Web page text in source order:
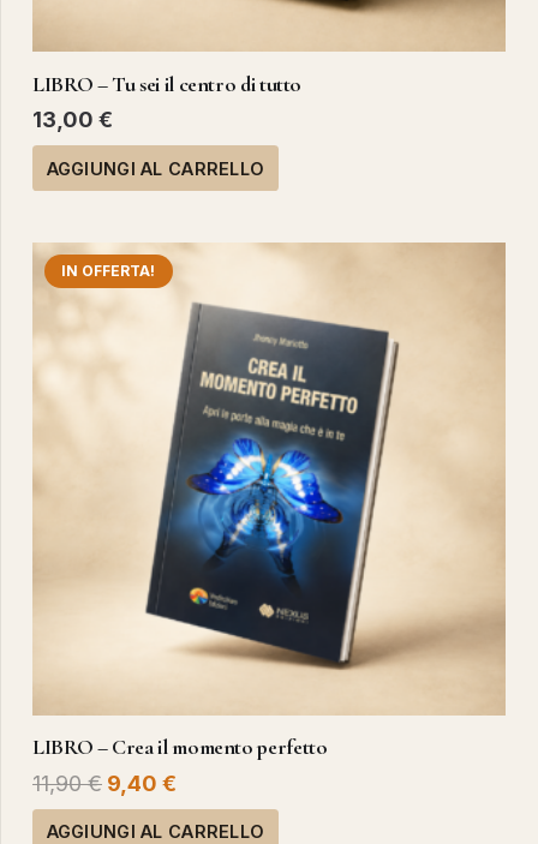
LIBRO – Tu sei il centro di tutto
13,00 €
AGGIUNGI AL CARRELLO
IN OFFERTA!
LIBRO – Crea il momento perfetto
11,90€ Il
prezzo
9,40 €
prezzo
AGGIUNGI AL CARRELLO